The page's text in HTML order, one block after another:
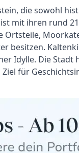
die sowohl
mit ihren rund
besitzen.
Idylle. Die Stadt
für